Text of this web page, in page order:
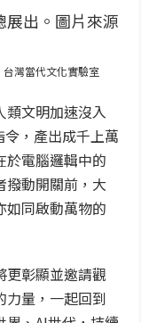
灣當代文化實驗室
類文明加速沒入
，產出成千上萬
於電腦邏輯中的
撥動開關前，大
如同啟動萬物的
更彰顯並邀請觀
力量，一起回到